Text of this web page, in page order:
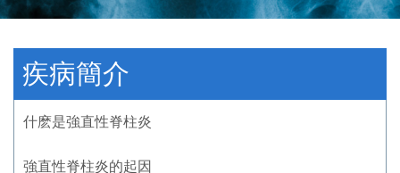
疾病簡介
什麽是強直性脊柱炎
強直性脊柱炎的起因